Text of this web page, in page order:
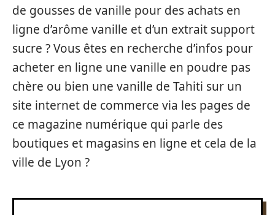
de gousses de vanille pour des achats en
ligne d’arôme vanille et d’un extrait support
sucre ? Vous êtes en recherche d’infos pour
acheter en ligne une vanille en poudre pas
chère ou bien une vanille de Tahiti sur un
site internet de commerce via les pages de
ce magazine numérique qui parle des
boutiques et magasins en ligne et cela de la
ville de Lyon ?